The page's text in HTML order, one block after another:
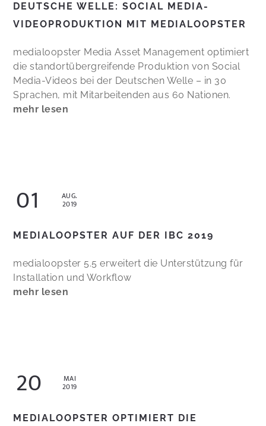
DEUTSCHE WELLE: SOCIAL MEDIA-
VIDEOPRODUKTION MIT MEDIALOOPSTER
medialoopster Media Asset Management optimiert
die standortübergreifende Produktion von Social
Media-Videos bei der Deutschen Welle – in 30
Sprachen, mit Mitarbeitenden aus 60 Nationen.
mehr lesen
AUG.
01 2019
MEDIALOOPSTER AUF DER IBC 2019
medialoopster 5.5 erweitert die Unterstützung für
Installation und Workflow
mehr lesen
MAI
20 2019
MEDIALOOPSTER OPTIMIERT DIE